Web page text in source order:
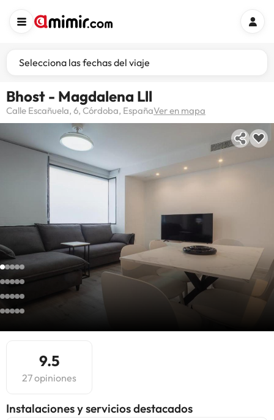
Selecciona las fechas del viaje
Bhost - Magdalena Lll
Calle Escañuela, 6, Córdoba, EspañaVer en mapa
9.5
27 opiniones
Instalaciones y servicios destacados